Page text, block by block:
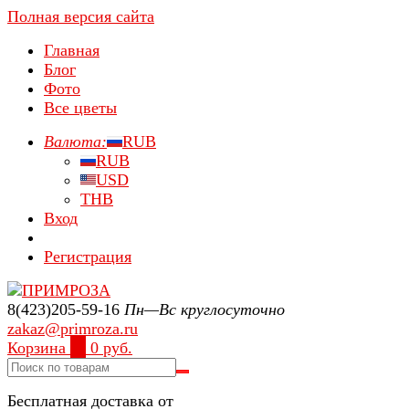
Полная версия сайта
Главная
Блог
Фото
Все цветы
Валюта:
RUB
RUB
USD
THB
Вход
Регистрация
8(423)205-59-16 Пн—Вс круглосуточно
zakaz@primroza.ru
Корзина
0 руб.
Бесплатная доставка от